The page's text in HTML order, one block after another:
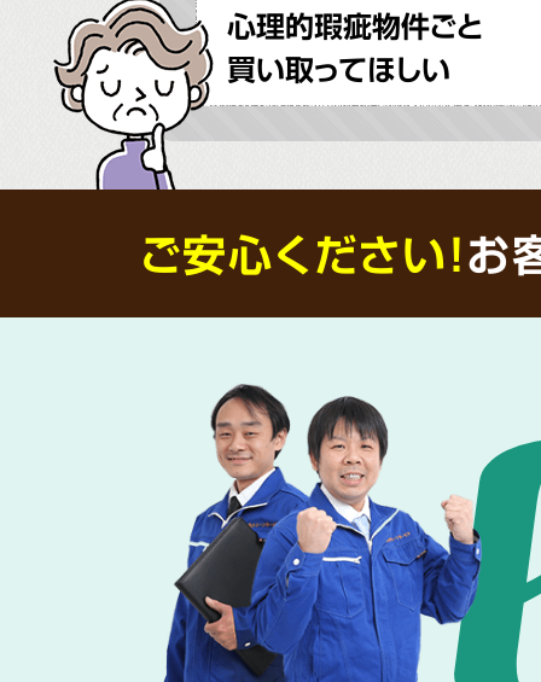
心理的瑕疵物件ごと
買い取ってほしい
ご安心ください！お